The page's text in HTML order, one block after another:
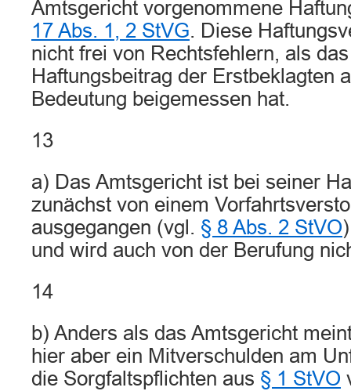
Amtsgericht vorgenommene
17 Abs. 1, 2 StVG. Diese
nicht frei von Rechtsfehlern, als
Haftungsbeitrag der Erstbeklagten
Bedeutung beigemessen hat.
13
a) Das Amtsgericht ist bei seiner
zunächst von einem
ausgegangen (vgl. § 8 Abs. 2 StVO
und wird auch von der Berufung
14
b) Anders als das Amtsgericht
hier aber ein Mitverschulden am
die Sorgfaltspflichten aus § 1 StVO